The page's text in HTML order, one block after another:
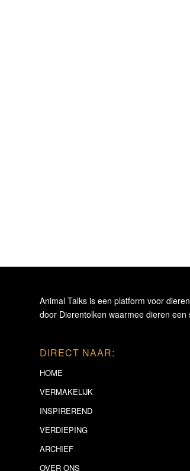
Animal Talks is een platform voor
door Dierentolken waarmee dieren een
DIRECT NAAR:
HOME
VERMAKELIJK
INSPIREREND
VERDIEPING
ARCHIEF
OVER ONS